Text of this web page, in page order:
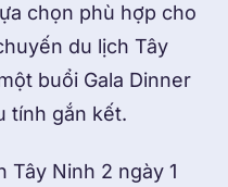
chọn phù hợp cho
du lịch Tây
buổi Gala Dinner
tính gắn kết.
Tây Ninh 2 ngày 1